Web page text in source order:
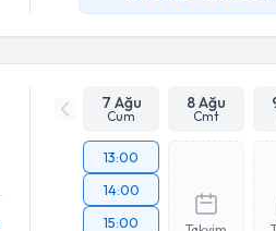
7 Ağu
Cum
8 Ağu
Cmt
13:00
14:00
15:00